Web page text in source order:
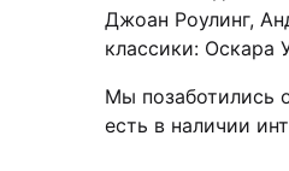
Джоан Роулинг,
классики: Оскара
Мы позаботились
есть в наличии